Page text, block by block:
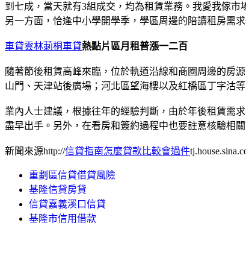
到七成，當天就有3組成交，均為租賃業務。我愛我傢
另一方面，恰逢中小學開學季，學區周邊的陪讀租房需
車貸雲林莿桐車貸熱點片區月租普漲一二百
隨著節後租賃高峰來臨，位於軌道沿線和商圈周邊的房
山門、天津站後廣場；河北區望海樓以及紅橋區丁字沽等
業內人士建議，根據往年的經驗判斷，由於年後租賃需
盡早出手。另外，在看房和簽約過程中也要註意核驗相
新聞來源http://信貸指南怎麼貸款比較會過件
重劃區信貸借貸風險
基隆信貸房貸
信貸嘉義溪口信貸
基隆市信用借款